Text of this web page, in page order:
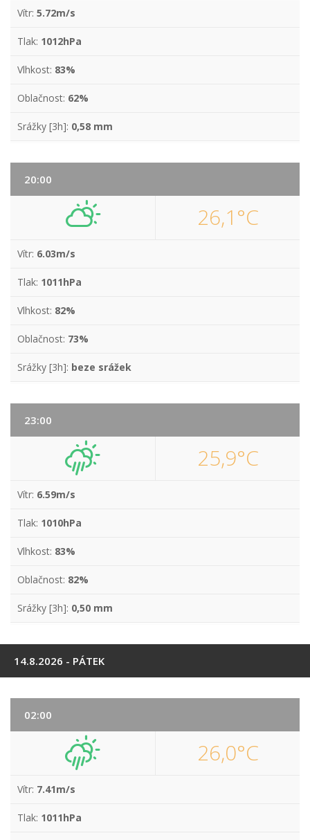
Vítr: 5.72m/s
Tlak: 1012hPa
Vlhkost: 83%
Oblačnost: 62%
Srážky [3h]: 0,58 mm
20:00
26,1°C
Vítr: 6.03m/s
Tlak: 1011hPa
Vlhkost: 82%
Oblačnost: 73%
Srážky [3h]: beze srážek
23:00
25,9°C
Vítr: 6.59m/s
Tlak: 1010hPa
Vlhkost: 83%
Oblačnost: 82%
Srážky [3h]: 0,50 mm
14.8.2026 - PÁTEK
02:00
26,0°C
Vítr: 7.41m/s
Tlak: 1011hPa